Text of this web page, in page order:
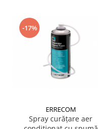
-17%
ERRECOM
Spray curățare aer